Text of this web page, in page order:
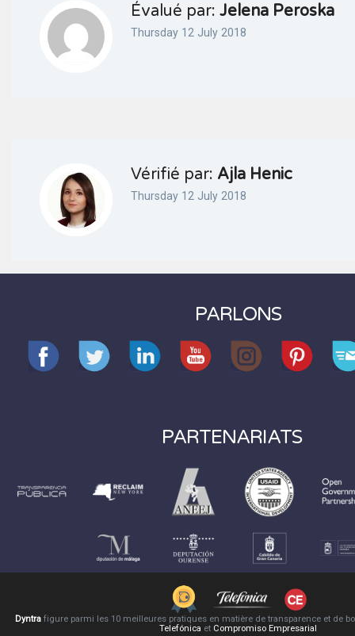
Évalué par: Jelena Peroska
Thursday 12 July 2018
Vérifié par: Ajla Henic
Thursday 12 July 2018
PARLONS
PARTENARIATS
Dyntra figure parmi les 10 meilleures pratiques en matière de transparence et de
Telefónica et Compromiso Empresarial